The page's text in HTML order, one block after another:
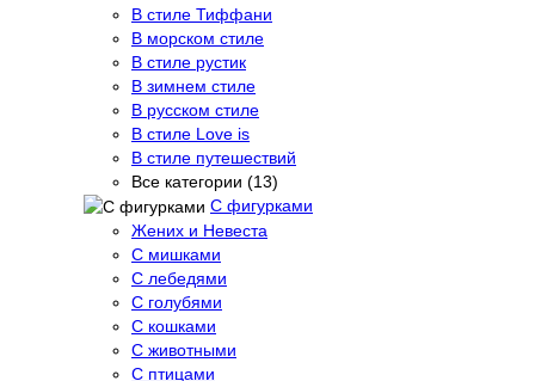
В стиле Тиффани
В морском стиле
В стиле рустик
В зимнем стиле
В русском стиле
В стиле Love is
В стиле путешествий
Все категории (13)
С фигурками
Жених и Невеста
С мишками
С лебедями
С голубями
С кошками
С животными
С птицами